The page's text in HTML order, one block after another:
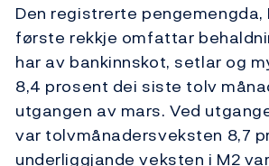
Den registrerte pengemengda,
første rekkje omfattar
har av bankinnskot, setlar og
8,4 prosent dei siste tolv
utgangen av mars. Ved
var tolvmånadersveksten 8,7
underliggjande veksten i M2